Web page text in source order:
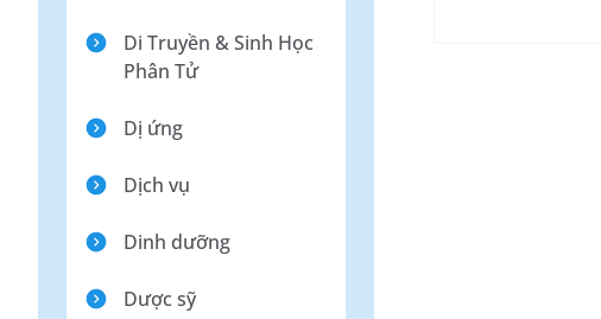
Di Truyền & Sinh Học
Phân Tử
Dị ứng
Dịch vụ
Dinh dưỡng
Dược sỹ